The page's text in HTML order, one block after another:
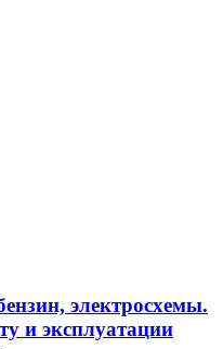
электросхемы.
и эксплуатации